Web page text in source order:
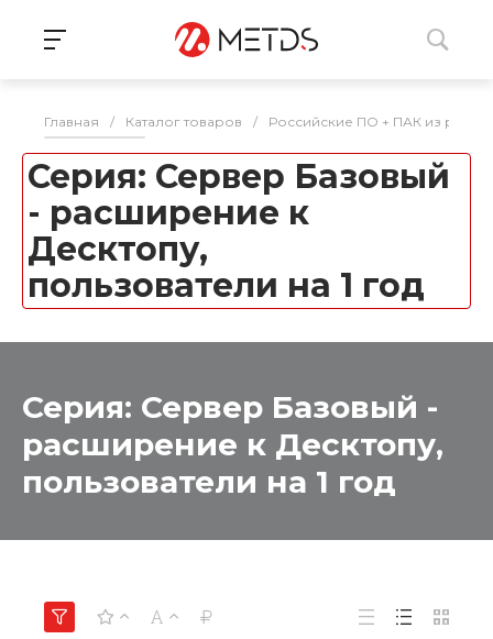
Главная / Каталог товаров / Российские ПО + ПАК из
Серия: Сервер Базовый
- расширение к
Десктопу,
пользователи на 1 год
Серия: Сервер Базовый -
расширение к Десктопу,
пользователи на 1 год